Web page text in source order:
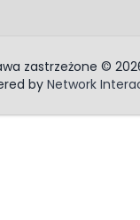
zastrzeżone ©
byNetwork